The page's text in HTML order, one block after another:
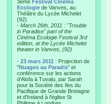
3eme Festival Cinéma
Ecologie de Vanves, au
Théâtre du Lycée Michelet
(92)
- March 26th, 2011 : "Trouble
in Paradise" part of the
Cinéma Ecologie Festival 3rd
edition, at the Lycée Michelet
theater in Vanves, (92)
- 23 mars 2011 : Projection de
"Nuages au Paradis" et
conférence sur les actions
d'Alofa à Tuvalu, par Sarah
pour la Société des Iles du
Pacifique de Grande Bretagne
et d'Ireland à l'église St